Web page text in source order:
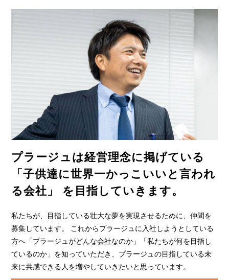
プラージュは経営理念に掲げている
「子供達に世界一かっこいいと言われ
る会社」
を目指していきます。
私たちが、目指している壮大な夢を実現させるために、仲間を
募集しています。 これからプラージュに入社しようとしている
方へ「プラージュがどんな会社なのか」「私たちが何を目指し
ているのか」を知っていただき、プラージュの目指している未
来に共感できる人を増やしていきたいと思っています。